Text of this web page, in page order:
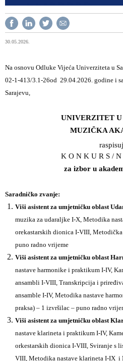
30.05.2026.
Na osnovu Odluke Vijeća Univerziteta u
02-1-413/3.1-26od 29.04.2026. godine i
Sarajevu,
UNIVERZITET
MUZIČKA
K O N K U R S / N
za izbor u
Saradničko zvanje:
Viši asistent za umjetničku oblast
muzika za udaraljke I-X, Metodika
orekastarskih dionica I-VIII,
puno radno vrijeme
Viši asistent za umjetničku oblast
nastave harmonike i praktikum I-IV,
ansambli I-VIII, Transkripcija i
ansamble I-IV, Metodika nastave
praksa) – 1 izvršilac – puno radno
Viši asistent za umjetničku oblast
nastave klarineta i praktikum I-IV,
orkestarskih dionica I-VIII, Sviranje s
VIII, Metodika nastave klarineta I-IX i